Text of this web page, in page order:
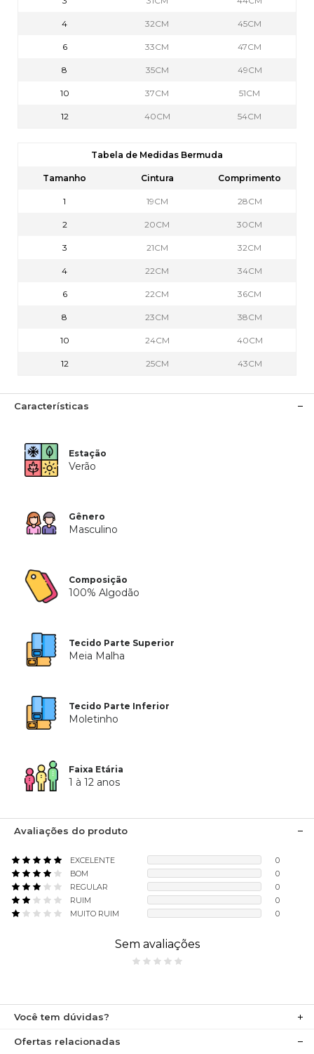
4 32CM 45CM
6 33CM 47CM
8 35CM 49CM
10 37CM 51CM
12 40CM 54CM
Tabela de Medidas Bermuda
Tamanho Cintura Comprimento
1 19CM 28CM
2 20CM 30CM
3 21CM 32CM
4 22CM 34CM
6 22CM 36CM
8 23CM 38CM
10 24CM 40CM
12 25CM 43CM
Características
Estação
Verão
Gênero
Masculino
Composição
100% Algodão
Tecido Parte Superior
Meia Malha
Tecido Parte Inferior
Moletinho
Faixa Etária
1 à 12 anos
Avaliações do produto
EXCELENTE
0
BOM
0
REGULAR
0
RUIM
0
MUITO RUIM
0
Sem avaliações
Você tem dúvidas?
Ofertas relacionadas